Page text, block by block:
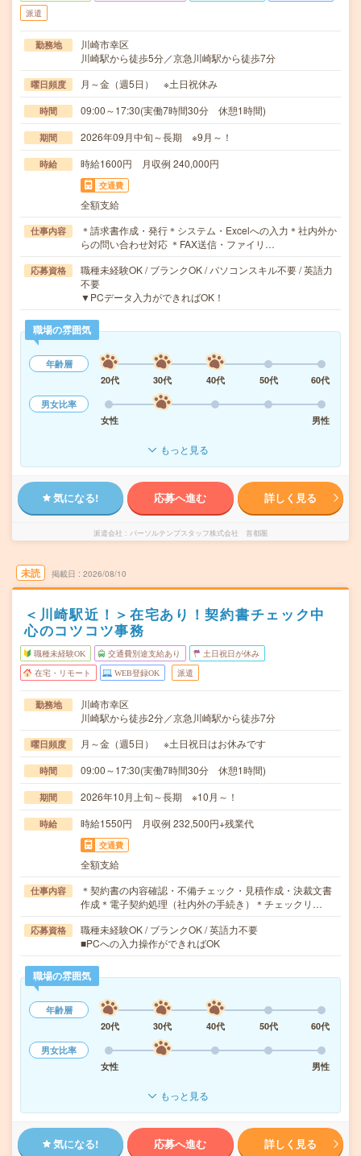
派遣
勤務地
川崎市幸区
川崎駅から徒歩5分／京急川崎駅から徒歩7分
曜日頻度 月～金（週5日） ※土日祝休み
時間 09:00～17:30(実働7時間30分 休憩1時間)
期間 2026年09月中旬～長期 ※9月～！
時給 時給1600円 月収例 240,000円
交通費
全額支給
仕事内容
＊請求書作成・発行＊システム・Excelへの入力＊社内外か
らの問い合わせ対応 ＊FAX送信・ファイリ…
応募資格
職種未経験OK / ブランクOK / パソコンスキル不要 / 英語力
不要
▼PCデータ入力ができればOK！
職場の雰囲気
年齢層
20代
30代 40代 50代
60代
男女比率
女性
男性
もっと見る
気になる! 応募へ進む 詳しく見る
派遣会社 パーソルテンプスタッフ株式会社 首都圏
未読 掲載日 2026/08/10
＜川崎駅近！＞在宅あり！契約書チェック中
心のコツコツ事務
職種未経験OK 交通費別途支給あり 土日祝日が休み
在宅・リモート WEB登録OK 派遣
勤務地
川崎市幸区
川崎駅から徒歩2分／京急川崎駅から徒歩7分
曜日頻度 月～金（週5日） ※土日祝日はお休みです
時間 09:00～17:30(実働7時間30分 休憩1時間)
期間 2026年10月上旬～長期 ※10月～！
時給 時給1550円 月収例 232,500円+残業代
交通費
全額支給
仕事内容
＊契約書の内容確認・不備チェック・見積作成・決裁文書
作成＊電子契約処理（社内外の手続き）＊チェックリ…
応募資格
職種未経験OK / ブランクOK / 英語力不要
■PCへの入力操作ができればOK
職場の雰囲気
年齢層
20代
30代 40代 50代
60代
男女比率
女性
男性
もっと見る
気になる! 応募へ進む 詳しく見る